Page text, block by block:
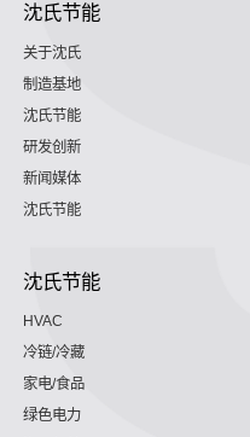
沈氏节能
关于沈氏
制造基地
沈氏节能
研发创新
新闻媒体
沈氏节能
沈氏节能
HVAC
冷链/冷藏
家电/食品
绿色电力